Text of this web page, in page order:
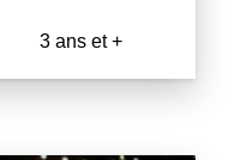
3 ans et +